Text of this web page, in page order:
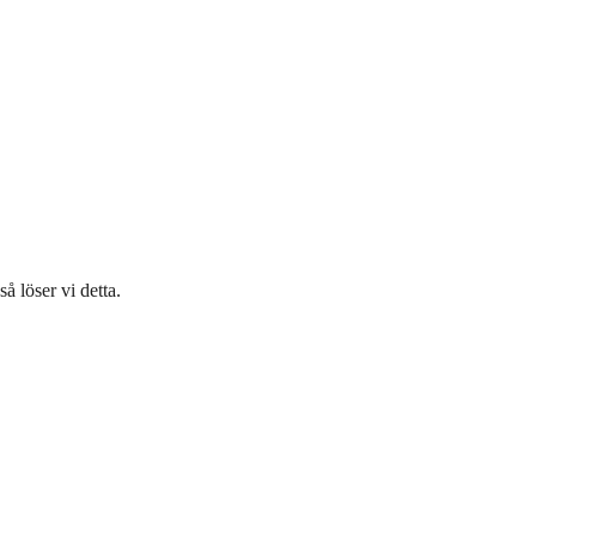
löser vi detta.